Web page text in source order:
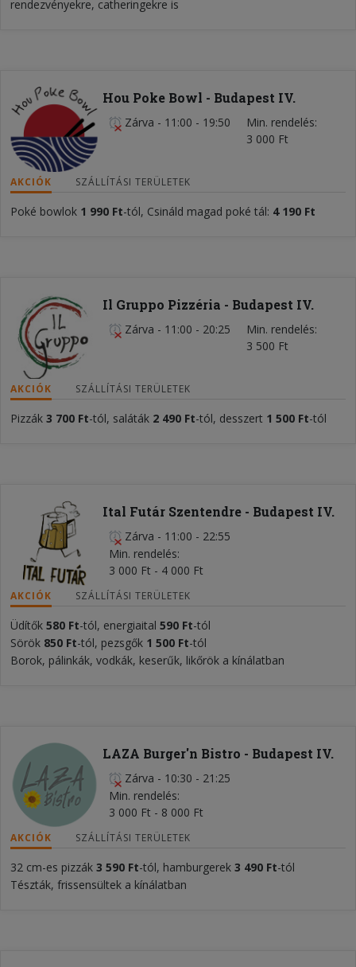
rendezvényekre, catheringekre is
Hou Poke Bowl - Budapest IV.
Zárva - 11:00 - 19:50
Min. rendelés
3 000 Ft
AKCIÓK SZÁLLÍTÁSI TERÜLETEK
Poké bowlok 1 990 Ft-tól, Csináld magad poké tál: 4 190 Ft
Il Gruppo Pizzéria - Budapest IV.
Zárva - 11:00 - 20:25
Min. rendelés
3 500 Ft
AKCIÓK SZÁLLÍTÁSI TERÜLETEK
Pizzák 3 700 Ft-tól, saláták 2 490 Ft-tól, desszert 1 500 Ft-tól
Ital Futár Szentendre - Budapest IV.
Zárva - 11:00 - 22:55
Min. rendelés
3 000 Ft - 4 000 Ft
AKCIÓK SZÁLLÍTÁSI TERÜLETEK
Üdítők 580 Ft-tól, energiaital 590 Ft-tól
Sörök 850 Ft-tól, pezsgők 1 500 Ft-tól
Borok, pálinkák, vodkák, keserűk, likőrök a kínálatban
LAZA Burger'n Bistro - Budapest IV.
Zárva - 10:30 - 21:25
Min. rendelés
3 000 Ft - 8 000 Ft
AKCIÓK SZÁLLÍTÁSI TERÜLETEK
32 cm-es pizzák 3 590 Ft-tól, hamburgerek 3 490 Ft-tól
Tészták, frissensültek a kínálatban